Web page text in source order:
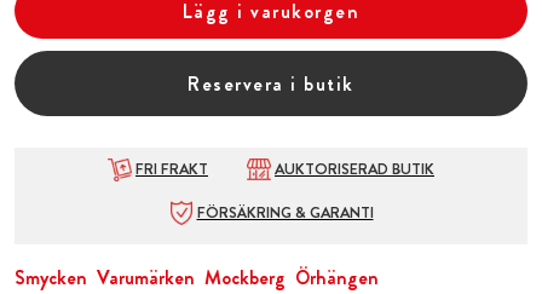
Lägg i varukorgen
Reservera i butik
FRI FRAKT
AUKTORISERAD BUTIK
FÖRSÄKRING & GARANTI
Smycken Varumärken Mockberg Örhängen